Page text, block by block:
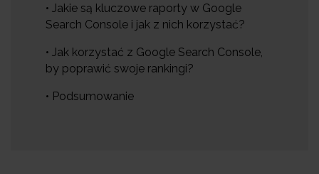
• Jakie są kluczowe raporty w Google
Search Console i jak z nich korzystać?
• Jak korzystać z Google Search Console,
by poprawić swoje rankingi?
• Podsumowanie